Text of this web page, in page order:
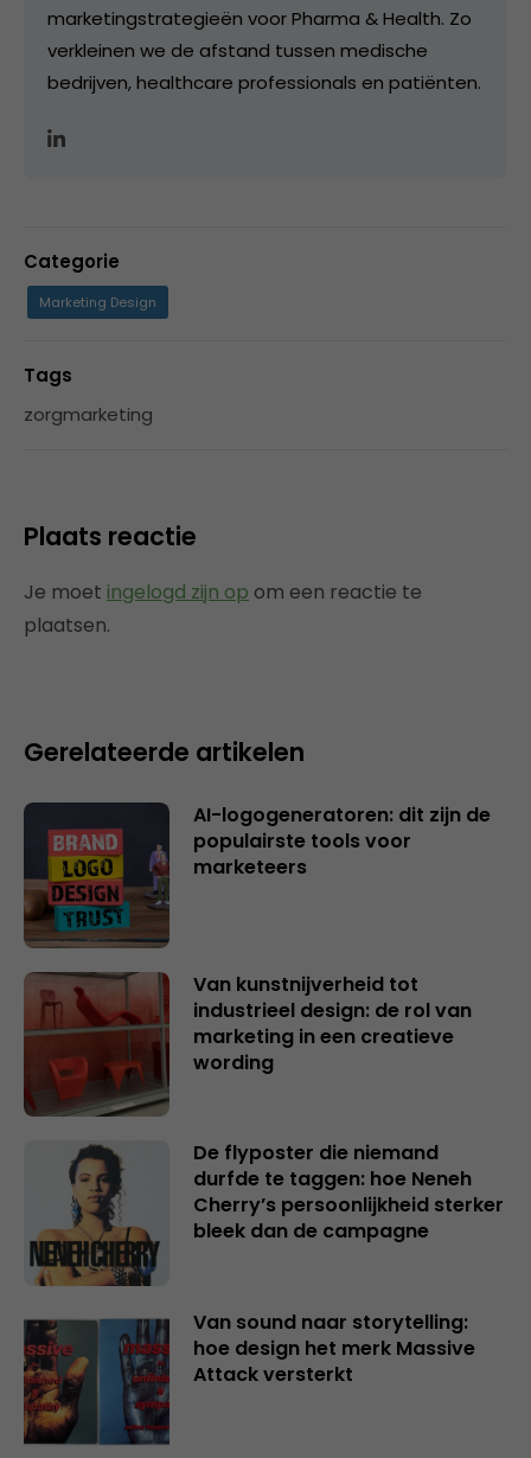
marketingstrategieën voor Pharma & Health. Zo
verkleinen we de afstand tussen medische
bedrijven, healthcare professionals en patiënten.
Categorie
Marketing Design
Tags
zorgmarketing
Plaats reactie
Je moet ingelogd zijn op om een reactie te
plaatsen.
Gerelateerde artikelen
AI-logogeneratoren: dit zijn de
populairste tools voor
marketeers
Van kunstnijverheid tot
industrieel design: de rol van
marketing in een creatieve
wording
De flyposter die niemand
durfde te taggen: hoe Neneh
Cherry’s persoonlijkheid sterker
bleek dan de campagne
Van sound naar storytelling:
hoe design het merk Massive
Attack versterkt